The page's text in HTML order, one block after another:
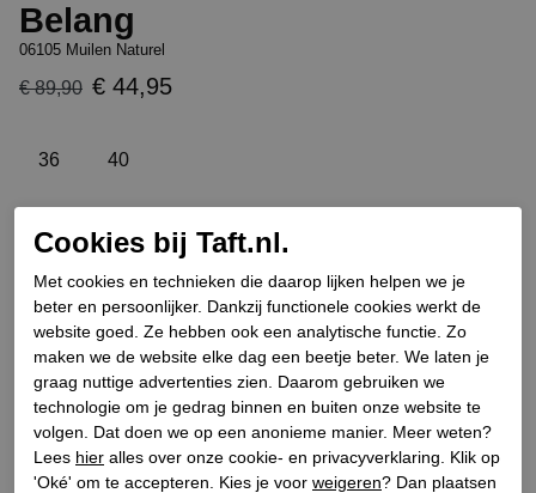
Belang
06105 Muilen Naturel
€ 89,90 € 44,95
36 40
Plaats in winkeltas
Selecteer eerst een maat
Binnen 2-3 werkdagen. I.V.M. drukte bij PostNL kan
het langer duren dan u gewend bent
GRATIS levering vanaf € 75,- (m.u.v. sale)*
GRATIS retourneren (vanaf € 200,-)*
30 DAGEN recht op retour
Cookies bij Taft.nl.
Met cookies en technieken die daarop lijken helpen we je
beter en persoonlijker. Dankzij functionele cookies werkt de
website goed. Ze hebben ook een analytische functie. Zo
maken we de website elke dag een beetje beter. We laten je
graag nuttige advertenties zien. Daarom gebruiken we
technologie om je gedrag binnen en buiten onze website te
volgen. Dat doen we op een anonieme manier. Meer weten?
Lees hier alles over onze cookie- en privacyverklaring. Klik op
'Oké' om te accepteren. Kies je voor weigeren? Dan plaatsen